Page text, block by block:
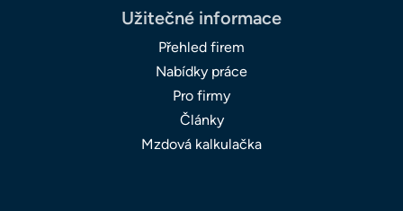
Užitečné informace
Přehled firem
Nabídky práce
Pro firmy
Články
Mzdová kalkulačka